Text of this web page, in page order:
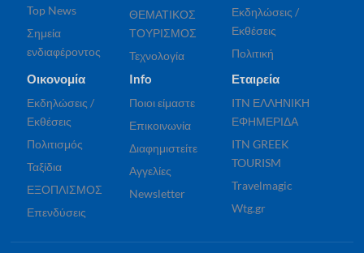
Top News
Σημεία
ενδιαφέροντος
ΘΕΜΑΤΙΚΟΣ
ΤΟΥΡΙΣΜΟΣ
Τεχνολογία
Εκδηλώσεις /
Εκθέσεις
Πολιτική
Οικονομία
Εκδηλώσεις /
Εκθέσεις
Πολιτισμός
Ταξίδια
ΕΞΟΠΛΙΣΜΟΣ
Επενδύσεις
Info
Ποιοι είμαστε
Επικοινωνία
Διαφημιστείτε
Αγγελίες
Newsletter
Εταιρεία
ITN ΕΛΛΗΝΙΚΗ
ΕΦΗΜΕΡΙΔΑ
ITN GREEK
TOURISM
Travelmagic
Wtg.gr